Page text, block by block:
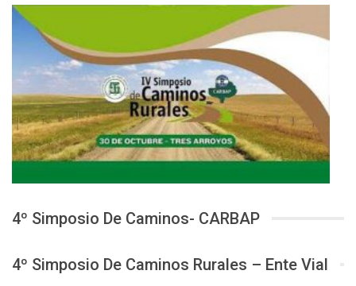
4º Simposio De Caminos- CARBAP
4º Simposio De Caminos Rurales – Ente Vial